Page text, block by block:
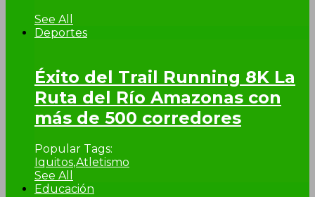
See All
Deportes
Éxito del Trail Running 8K La
Ruta del Río Amazonas con
más de 500 corredores
Popular Tags:
Iquitos,Atletismo
See All
Educación